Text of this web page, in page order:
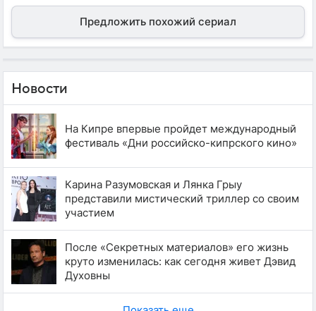
Предложить похожий сериал
Новости
На Кипре впервые пройдет международный
фестиваль «Дни российско-кипрского кино»
Карина Разумовская и Лянка Грыу
представили мистический триллер со своим
участием
После «Секретных материалов» его жизнь
круто изменилась: как сегодня живет Дэвид
Духовны